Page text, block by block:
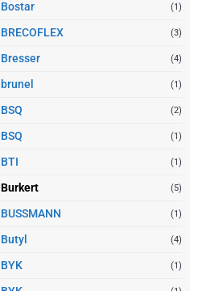
Bostar (1)
BRECOFLEX (3)
Bresser (4)
brunel (1)
BSQ (2)
BSQ (1)
BTI (1)
Burkert (5)
BUSSMANN (1)
Butyl (4)
BYK (1)